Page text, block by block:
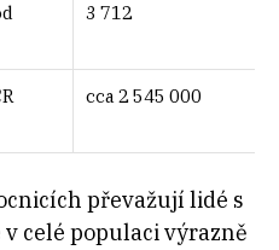
3 712
cca 2 545 000
převažují lidé s
celé populaci výrazně